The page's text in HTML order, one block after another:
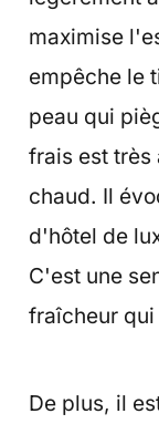
maximise
empêche le
peau qui
frais est très
chaud. Il
d'hôtel de
C'est une
fraîcheur
De plus, il